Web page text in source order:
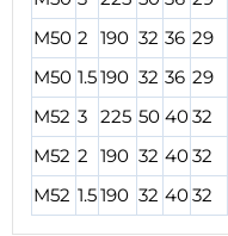
M50 2 190 32 36 29
M50 1.5190 32 36 29
M52 3 225 50 4032
M52 2 190 32 4032
M52 1.5190 32 4032